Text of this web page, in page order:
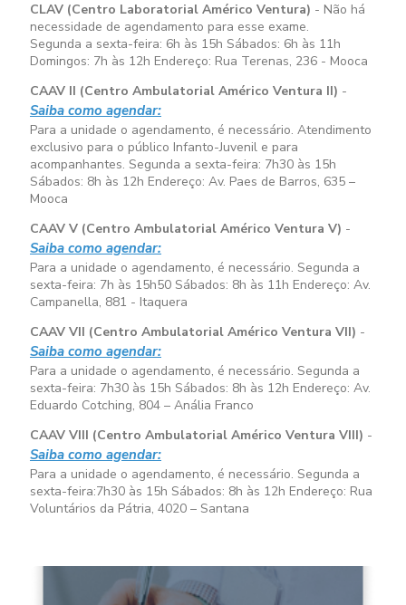
CLAV (Centro Laboratorial Américo Ventura) - Não há
necessidade de agendamento para esse exame.
Segunda a sexta-feira: 6h às 15h Sábados: 6h às 11h
Domingos: 7h às 12h Endereço: Rua Terenas, 236 - Mooca
CAAV II (Centro Ambulatorial Américo Ventura II) -
Saiba como agendar:
Para a unidade o agendamento, é necessário. Atendimento
exclusivo para o público Infanto-Juvenil e para
acompanhantes. Segunda a sexta-feira: 7h30 às 15h
Sábados: 8h às 12h Endereço: Av. Paes de Barros, 635 –
Mooca
CAAV V (Centro Ambulatorial Américo Ventura V) -
Saiba como agendar:
Para a unidade o agendamento, é necessário. Segunda a
sexta-feira: 7h às 15h50 Sábados: 8h às 11h Endereço: Av.
Campanella, 881 - Itaquera
CAAV VII (Centro Ambulatorial Américo Ventura VII) -
Saiba como agendar:
Para a unidade o agendamento, é necessário. Segunda a
sexta-feira: 7h30 às 15h Sábados: 8h às 12h Endereço: Av.
Eduardo Cotching, 804 – Anália Franco
CAAV VIII (Centro Ambulatorial Américo Ventura VIII) -
Saiba como agendar:
Para a unidade o agendamento, é necessário. Segunda a
sexta-feira:7h30 às 15h Sábados: 8h às 12h Endereço: Rua
Voluntários da Pátria, 4020 – Santana